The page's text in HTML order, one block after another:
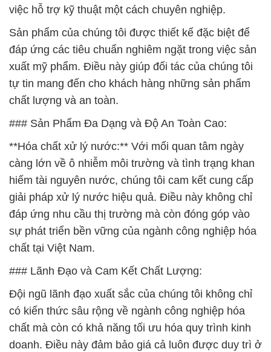
việc hỗ trợ kỹ thuật một cách chuyên nghiệp.
Sản phẩm của chúng tôi được thiết kế đặc biệt để
đáp ứng các tiêu chuẩn nghiêm ngặt trong việc sản
xuất mỹ phẩm. Điều này giúp đối tác của chúng tôi
tự tin mang đến cho khách hàng những sản phẩm
chất lượng và an toàn.
### Sản Phẩm Đa Dạng và Độ An Toàn Cao:
**Hóa chất xử lý nước:** Với mối quan tâm ngày
càng lớn về ô nhiễm môi trường và tình trạng khan
hiếm tài nguyên nước, chúng tôi cam kết cung cấp
giải pháp xử lý nước hiệu quả. Điều này không chỉ
đáp ứng nhu cầu thị trường mà còn đóng góp vào
sự phát triển bền vững của ngành công nghiệp hóa
chất tại Việt Nam.
### Lãnh Đạo và Cam Kết Chất Lượng:
Đội ngũ lãnh đạo xuất sắc của chúng tôi không chỉ
có kiến thức sâu rộng về ngành công nghiệp hóa
chất mà còn có khả năng tối ưu hóa quy trình kinh
doanh. Điều này đảm bảo giá cả luôn được duy trì ở